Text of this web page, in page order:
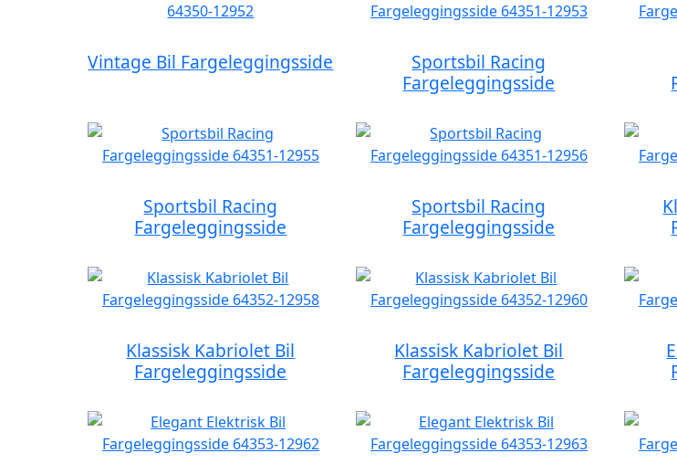
Vintage Bil Fargeleggingsside
Sportsbil Racing
Fargeleggingsside
Sportsbil Racing
Fargeleggingsside
Sportsbil Racing
Fargeleggingsside
Klassisk Kabriolet Bil
Fargeleggingsside
Klassisk Kabriolet Bil
Fargeleggingsside